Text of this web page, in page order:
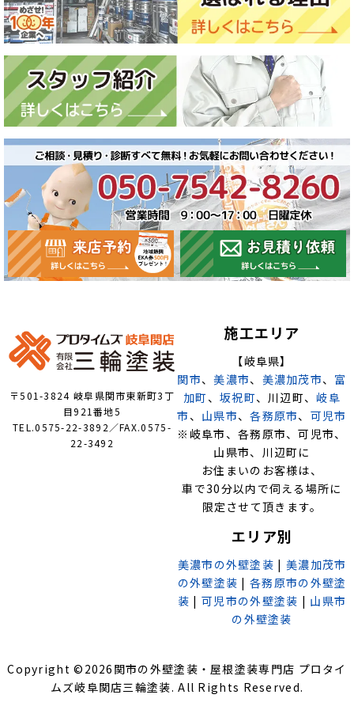
〒501-3824 岐阜県関市東新町3丁
目921番地5
TEL.0575-22-3892／FAX.0575-
22-3492
施工エリア
【岐阜県】
関市、美濃市、 美濃加茂市、 富
加町 、 坂祝町、川辺町、 岐阜
市 、 山県市、各務原市、 可児市
※岐阜市、各務原市、可児市、
山県市、川辺町に
お住まいのお客様は、
車で30分以内で伺える場所に
限定させて頂きます。
エリア別
美濃市の外壁塗装 | 美濃加茂市
の外壁塗装 |各務原市の外壁塗
装 |可児市の外壁塗装 | 山県市
の外壁塗装
Copyright © 2026 関市の外壁塗装・屋根塗装専門店 プロタイ
ムズ岐阜関店三輪塗装. All Rights Reserved.